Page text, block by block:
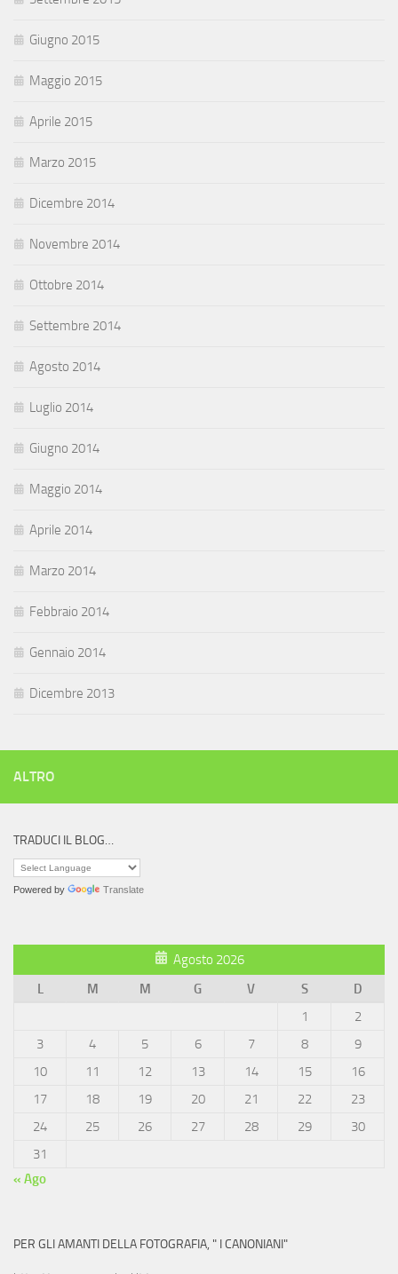
Giugno 2015
Maggio 2015
Aprile 2015
Marzo 2015
Dicembre 2014
Novembre 2014
Ottobre 2014
Settembre 2014
Agosto 2014
Luglio 2014
Giugno 2014
Maggio 2014
Aprile 2014
Marzo 2014
Febbraio 2014
Gennaio 2014
Dicembre 2013
ALTRO
TRADUCI IL BLOG…
Powered by Translate
Agosto 2026
L
M M G V S
D
1
2
3
4 5 6 7 8
9
10
11 12 13 14 15
16
17
18 19 20 21 22
23
24
25 26 27 28 29
30
31
« Ago
PER GLI AMANTI DELLA FOTOGRAFIA, " I CANONIANI"